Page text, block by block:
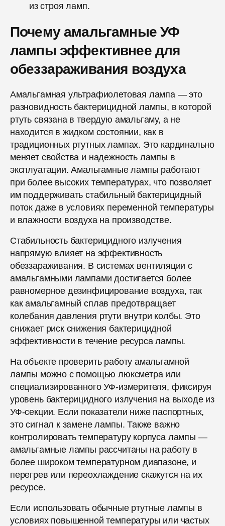
из строя ламп.
Почему амальгамные УФ
лампы эффективнее для
обеззараживания воздуха
Амальгамная ультрафиолетовая лампа — это
разновидность бактерицидной лампы, в которой
ртуть связана в твердую амальгаму, а не
находится в жидком состоянии, как в
традиционных ртутных лампах. Это кардинально
меняет свойства и надежность лампы в
эксплуатации. Амальгамные лампы работают
при более высоких температурах, что позволяет
им поддерживать стабильный бактерицидный
поток даже в условиях переменной температуры
и влажности воздуха на производстве.
Стабильность бактерицидного излучения
напрямую влияет на эффективность
обеззараживания. В системах вентиляции с
амальгамными лампами достигается более
равномерное дезинфицирование воздуха, так
как амальгамный сплав предотвращает
колебания давления ртути внутри колбы. Это
снижает риск снижения бактерицидной
эффективности в течение ресурса лампы.
На объекте проверить работу амальгамной
лампы можно с помощью люксметра или
специализированного УФ-измерителя, фиксируя
уровень бактерицидного излучения на выходе из
УФ-секции. Если показатели ниже паспортных,
это сигнал к замене лампы. Также важно
контролировать температуру корпуса лампы —
амальгамные лампы рассчитаны на работу в
более широком температурном диапазоне, и
перегрев или переохлаждение скажутся на их
ресурсе.
Если использовать обычные ртутные лампы в
условиях повышенной температуры или частых